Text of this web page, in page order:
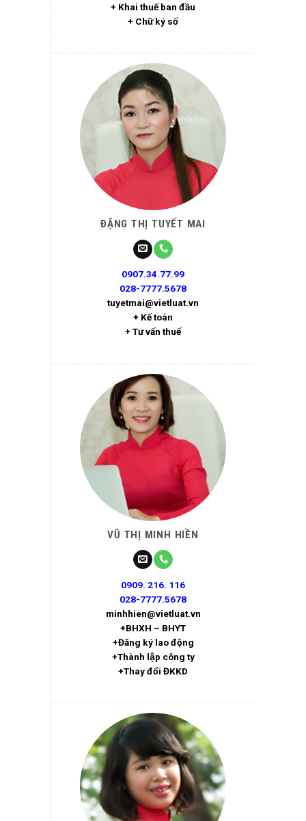
+ Khai thuế ban đầu
+ Chữ ký số
ĐẶNG THỊ TUYẾT MAI
0907.34.77.99
028-7777.5678
tuyetmai@vietluat.vn
+ Kế toán
+ Tư vấn thuế
VŨ THỊ MINH HIỀN
0909. 216. 116
028-7777.5678
minhhien@vietluat.vn
+BHXH – BHYT
+Đăng ký lao động
+Thành lập công ty
+Thay đổi ĐKKD